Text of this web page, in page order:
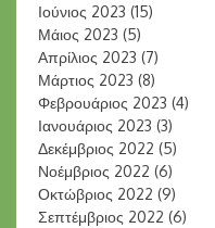
Ιούνιος 2023 (15)
Μάιος 2023 (5)
Απρίλιος 2023 (7)
Μάρτιος 2023 (8)
Φεβρουάριος 2023 (4)
Ιανουάριος 2023 (3)
Δεκέμβριος 2022 (5)
Νοέμβριος 2022 (6)
Οκτώβριος 2022 (9)
Σεπτέμβριος 2022 (6)